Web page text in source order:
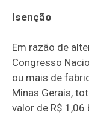
Isenção
Em razão de
Congresso
ou mais de
Minas Gerais,
valor de R$ 1,06